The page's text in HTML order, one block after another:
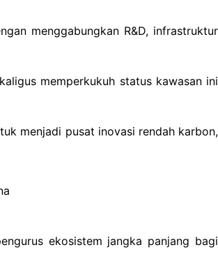
menggabungkan R&D, infrastruktur
memperkukuh status kawasan ini
menjadi pusat inovasi rendah karbon,
ekosistem jangka panjang bagi